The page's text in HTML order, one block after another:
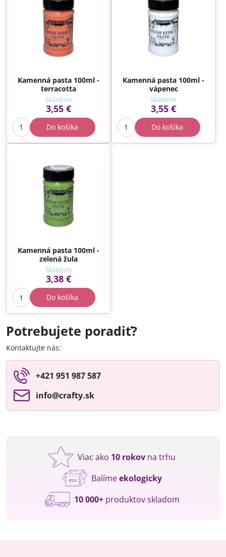
Kamenná pasta 100ml -
terracotta
Skladom
3,55 €
Do košíka
Kamenná pasta 100ml -
vápenec
Skladom
3,55 €
Do košíka
Kamenná pasta 100ml -
zelená žula
Skladom
3,38 €
Do košíka
Potrebujete poradiť?
Kontaktujte nás:
+421 951 987 587
info​@crafty​.sk
Viac ako 10 rokov na trhu
Balímeekologicky
10 000+produktov skladom